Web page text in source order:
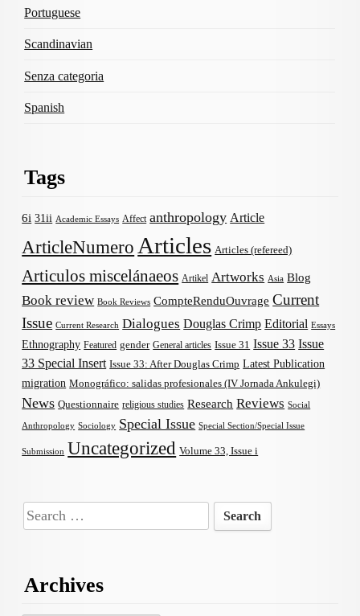
Portuguese
Scandinavian
Senza categoria
Spanish
Tags
6i 31ii Academic Essays Affect anthropology Article
ArticleNumero Articles Articles (refereed)
Articulos miscelánaeos Artikel Artworks Asia Blog
Book review Book Reviews CompteRenduOuvrage Current
Issue Current Research Dialogues Douglas Crimp Editorial Essays
Ethnography Featured gender General articles Issue 31 Issue 33 Issue
33 Special Insert Issue 33: After Douglas Crimp Latest Publication
migration Monográfico: salidas profesionales (IV Jornada Ankulegi)
News Questionnaire religious studies Research Reviews Social
Anthropology Sociology Special Issue Special Section/Special Issue
Submission Uncategorized Volume 33, Issue i
Search
for:
Archives